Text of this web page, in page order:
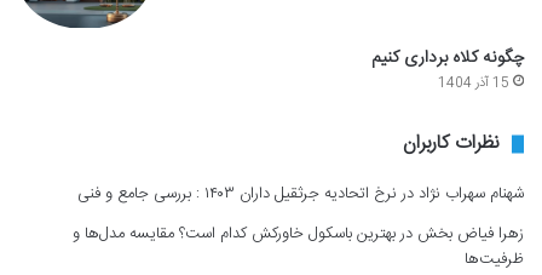
چگونه کلاه برداری کنیم
15 آذر 1404
نظرات کاربران
شهنام سهراب نژاد درنرخ اتحادیه جرثقیل داران ۱۴۰۳ : بررسی جامع و فنی
زهرا فیاض بخش دربهترین باسکول خاورکش کدام است؟ مقایسه مدل‌ها و
ظرفیت‌ها